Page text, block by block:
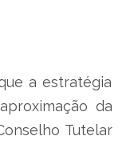
a estratégia
da
Tutelar